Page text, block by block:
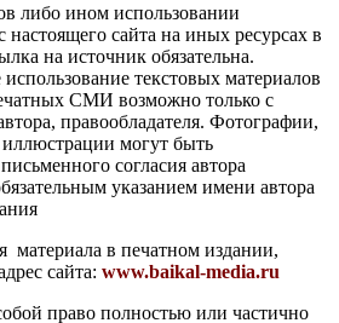
либо ином использовании
настоящего сайта на иных ресурсах в
на источник обязательна.
текстовых материалов
СМИ возможно только с
правообладателя. Фотографии,
могут быть
согласия автора
указанием имени автора
материала в печатном издании,
сайта: www.baikal-media.ru
право полностью или частично